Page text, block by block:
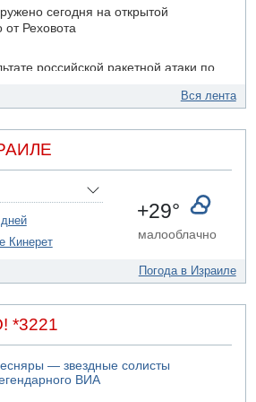
сегодня на открытой
от Реховота
российской ракетной атаки по
БПЛА со взрывчаткой по
ранены двое маленьких детей
подозреваемого в
с Йоавом Элиаси
Вся лента
Кинерет
+29°
малооблачно
Погода в Израиле
*3221
— звездные солисты
ВИА